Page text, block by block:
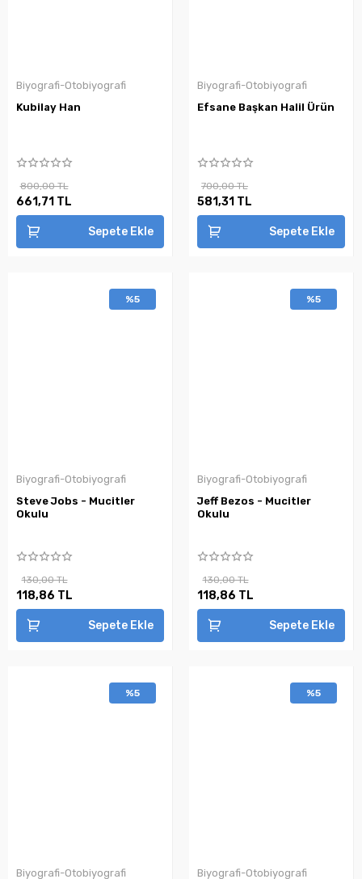
Biyografi-Otobiyografi
Kubilay Han
800,00 TL
661,71 TL
Sepete Ekle
Biyografi-Otobiyografi
Efsane Başkan Halil Ürün
700,00 TL
581,31 TL
Sepete Ekle
%5
Biyografi-Otobiyografi
Steve Jobs - Mucitler
Okulu
130,00 TL
118,86 TL
Sepete Ekle
%5
Biyografi-Otobiyografi
Jeff Bezos - Mucitler
Okulu
130,00 TL
118,86 TL
Sepete Ekle
%5
Biyografi-Otobiyografi
%5
Biyografi-Otobiyografi